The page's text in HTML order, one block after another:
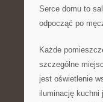
Serce domu to
odpocząć po
Każde
szczególne
jest oświetlenie
iluminację kuchni